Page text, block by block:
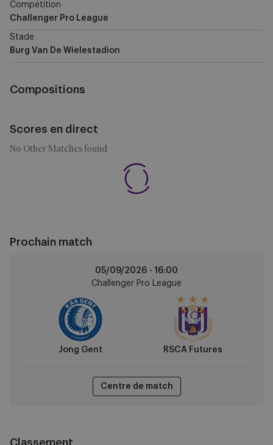
Compétition
Challenger Pro League
Stade
Burg Van De Wielestadion
Compositions
Scores en direct
No Other Matches found
Prochain match
05/09/2026 - 16:00
Challenger Pro League
Jong Gent RSCA Futures
Centre de match
Classement